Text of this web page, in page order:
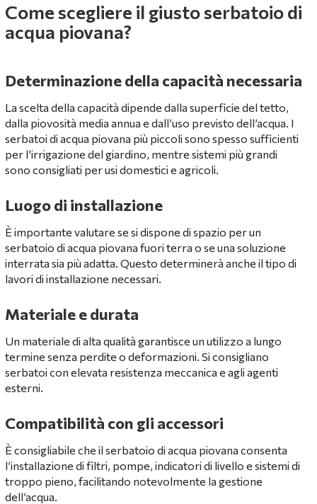
Come scegliere il giusto serbatoio di
acqua piovana?
Determinazione della capacità necessaria
La scelta della capacità dipende dalla superficie del tetto,
dalla piovosità media annua e dall’uso previsto dell’acqua. I
serbatoi di acqua piovana più piccoli sono spesso sufficienti
per l’irrigazione del giardino, mentre sistemi più grandi
sono consigliati per usi domestici e agricoli.
Luogo di installazione
È importante valutare se si dispone di spazio per un
serbatoio di acqua piovana fuori terra o se una soluzione
interrata sia più adatta. Questo determinerà anche il tipo di
lavori di installazione necessari.
Materiale e durata
Un materiale di alta qualità garantisce un utilizzo a lungo
termine senza perdite o deformazioni. Si consigliano
serbatoi con elevata resistenza meccanica e agli agenti
esterni.
Compatibilità con gli accessori
È consigliabile che il serbatoio di acqua piovana consenta
l’installazione di filtri, pompe, indicatori di livello e sistemi di
troppo pieno, facilitando notevolmente la gestione
dell’acqua.